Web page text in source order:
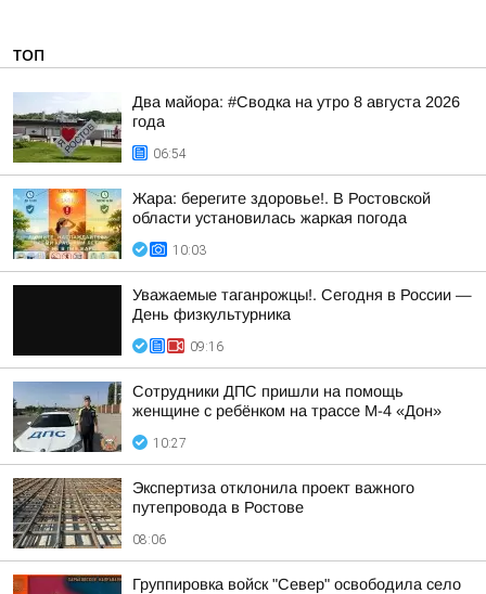
ТОП
Два майора: #Сводка на утро 8 августа 2026
года
06:54
Жара: берегите здоровье!. В Ростовской
области установилась жаркая погода
10:03
Уважаемые таганрожцы!. Сегодня в России —
День физкультурника
09:16
Сотрудники ДПС пришли на помощь
женщине с ребёнком на трассе М-4 «Дон»
10:27
Экспертиза отклонила проект важного
путепровода в Ростове
08:06
Группировка войск "Север" освободила село